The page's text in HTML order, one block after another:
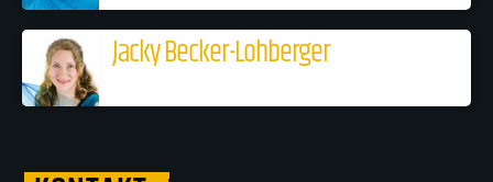
Jacky Becker-Lohberger